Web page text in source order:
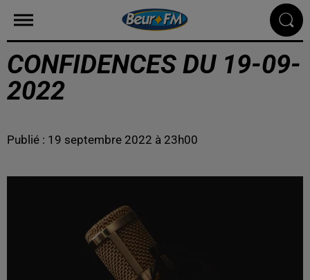
CONFIDENCES DU 19-09-
2022
Publié : 19 septembre 2022 à 23h00